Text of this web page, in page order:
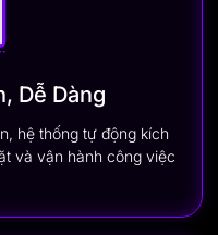
Dễ Dàng
hệ thống tự động kích
và vận hành công việc